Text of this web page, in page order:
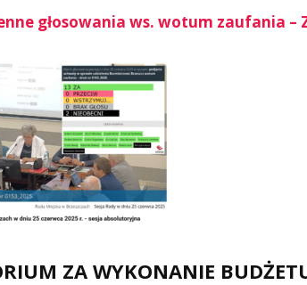
głosowania ws. wotum zaufania –
ZA WYKONANIE